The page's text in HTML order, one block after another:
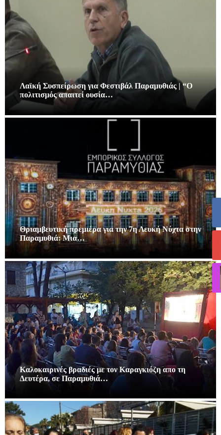
Λαϊκή Συσπείρωση για Φεστιβάλ Παραμυθιάς | “Ο
πολιτισμός απαιτεί ουσία…
Θριαμβευτική πρεμιέρα για την 7η Λευκή Νύχτα στην
Παραμυθιά: Μια…
Καλοκαιρινές βραδιές με τον Καραγκιόζη απο τη
Δευτέρα, σε Παραμυθιά…